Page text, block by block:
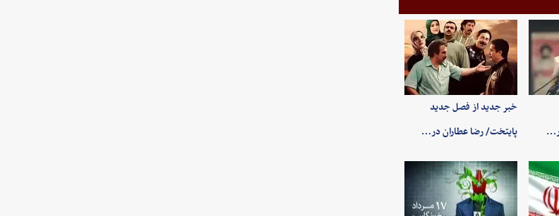
خبر جدید از فصل جدید
پایتخت/ رضا عطاران در…